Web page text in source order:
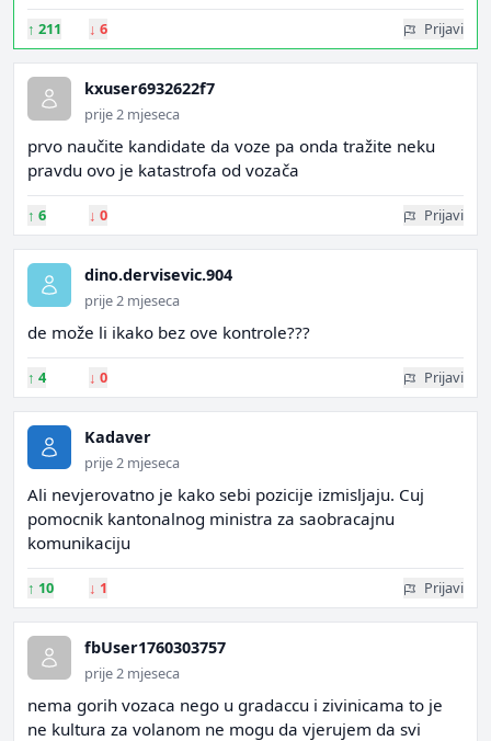
↑ 211 ↓ 6 Prijavi
kxuser6932622f7
prije 2 mjeseca
prvo naučite kandidate da voze pa onda tražite neku
pravdu ovo je katastrofa od vozača
↑ 6 ↓ 0 Prijavi
dino.dervisevic.904
prije 2 mjeseca
de može li ikako bez ove kontrole???
↑ 4 ↓ 0 Prijavi
Kadaver
prije 2 mjeseca
Ali nevjerovatno je kako sebi pozicije izmisljaju. Cuj
pomocnik kantonalnog ministra za saobracajnu
komunikaciju
↑ 10 ↓ 1 Prijavi
fbUser1760303757
prije 2 mjeseca
nema gorih vozaca nego u gradaccu i zivinicama to je
ne kultura za volanom ne mogu da vjerujem da svi